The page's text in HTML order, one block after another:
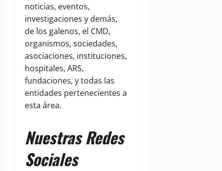
noticias, eventos,
investigaciones y demás,
de los galenos, el CMD,
organismos, sociedades,
asociaciones, instituciones,
hospitales, ARS,
fundaciones, y todas las
entidades pertenecientes a
esta área.
Nuestras Redes
Sociales